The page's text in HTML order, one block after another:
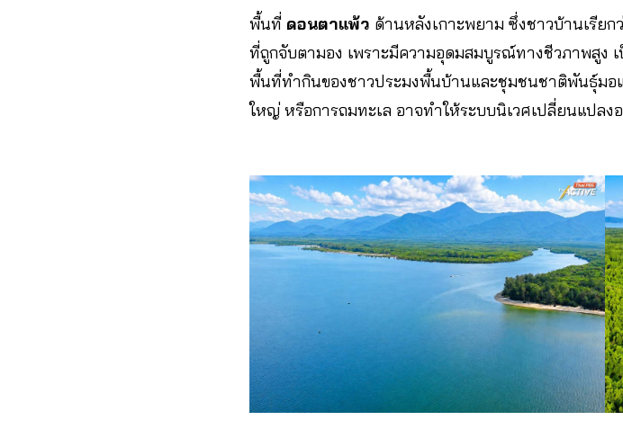
พื้นที่ ดอนตาแพ้ว ด้านหลังเกาะพยาม ซึ่งชาวบ้านเรียก
ที่ถูกจับตามอง เพราะมีความอุดมสมบูรณ์ทางชีวภาพสูง
พื้นที่ทำกินของชาวประมงพื้นบ้านและชุมชนชาติพันธุ์มอ
ใหญ่ หรือการถมทะเล อาจทำให้ระบบนิเวศเปลี่ยนแปลง